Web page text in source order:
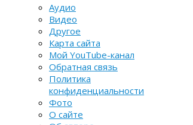
Аудио
Видео
Другое
Карта сайта
Мой YouTube-канал
Обратная связь
Политика
конфиденциальности
Фото
О сайте